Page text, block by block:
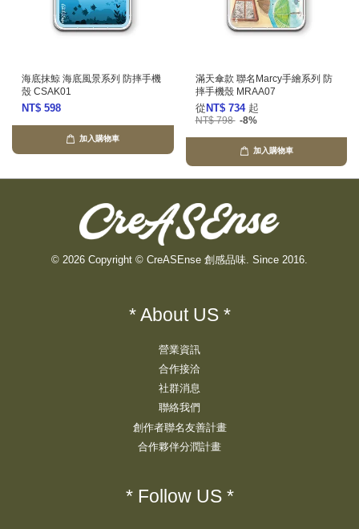
海底抹鯨 海底風景系列 防摔手機
殼 CSAK01
NT$ 598
加入購物車
滿天傘款 聯名Marcy手繪系列 防
摔手機殼 MRAA07
從 NT$ 734 起
NT$ 798 -8%
加入購物車
© 2026 Copyright © CreASEnse 創感品味. Since 2016.
* About US *
營業資訊
合作接洽
社群消息
聯絡我們
創作者聯名友善計畫
合作夥伴分潤計畫
* Follow US *